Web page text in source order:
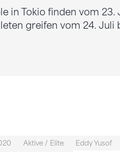
in Tokio finden vom 23.
greifen vom 24. Juli
Aktive / Elite Eddy Yusof